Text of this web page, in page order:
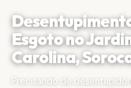
Esgoto no
Carolina,
Precisando de